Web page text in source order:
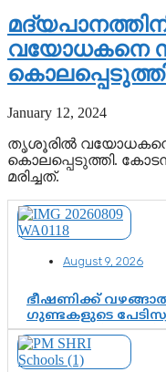
വയോധകനെ
January 12, 2024
തൃശൂരിൽ
കൊലപ്പെടുത്തി.
മരിച്ചത്.
August 9, 2026
ഭീഷണിക്ക്
ഗുണ്ടകളുടെ
ഹോം’
കുടുങ്ങി!